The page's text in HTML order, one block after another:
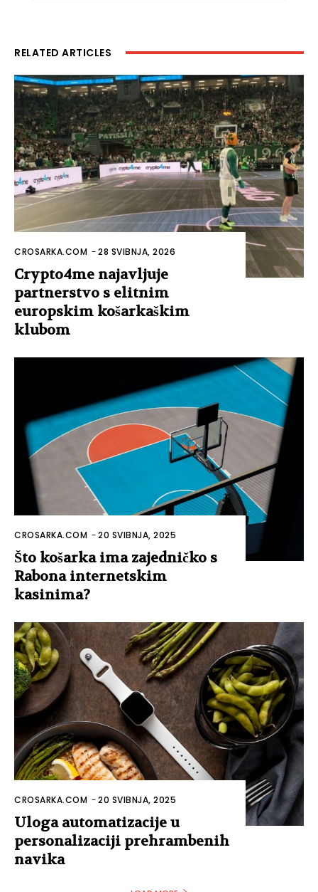
RELATED ARTICLES
CROSARKA.COM -28 SVIBNJA, 2026
Crypto4me najavljuje
partnerstvo s elitnim
europskim košarkaškim
klubom
CROSARKA.COM -20 SVIBNJA, 2025
Što košarka ima zajedničko s
Rabona internetskim
kasinima?
CROSARKA.COM -20 SVIBNJA, 2025
Uloga automatizacije u
personalizaciji prehrambenih
navika